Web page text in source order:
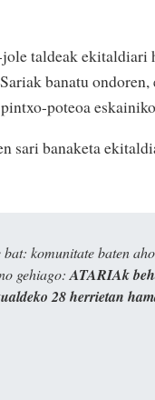
taldeak ekitaldiari
banatu
poteoa
sari banaketa
komunitate baten
gehiago: ATARIAk
28 herrietan